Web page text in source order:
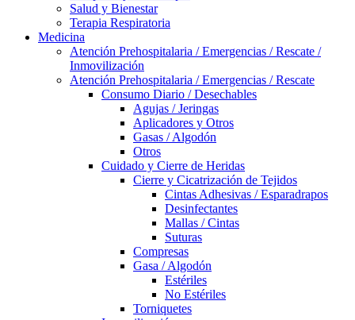
Salud y Bienestar
Terapia Respiratoria
Medicina
Atención Prehospitalaria / Emergencias / Rescate /
Inmovilización
Atención Prehospitalaria / Emergencias / Rescate
Consumo Diario / Desechables
Agujas / Jeringas
Aplicadores y Otros
Gasas / Algodón
Otros
Cuidado y Cierre de Heridas
Cierre y Cicatrización de Tejidos
Cintas Adhesivas / Esparadrapos
Desinfectantes
Mallas / Cintas
Suturas
Compresas
Gasa / Algodón
Estériles
No Estériles
Torniquetes